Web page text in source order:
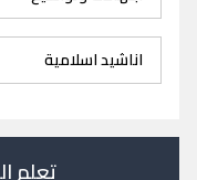
اناشيد اسلامية
تعلم